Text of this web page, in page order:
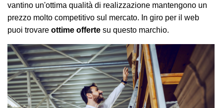
vantino un'ottima qualità di realizzazione mantengono un
prezzo molto competitivo sul mercato. In giro per il web
puoi trovare ottime offerte su questo marchio.